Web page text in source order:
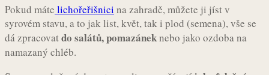
Pokud máte lichořeřišnici na zahradě, můžete ji jíst v
syrovém stavu, a to jak list, květ, tak i plod (semena), vše se
dá zpracovatdo salátů, pomazáneknebo jako ozdoba na
namazaný chléb.